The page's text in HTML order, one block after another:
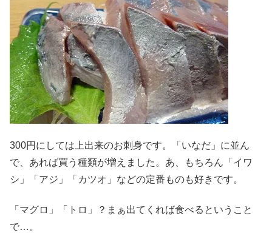
300円にしては上出来のお刺身です。「いなだ」に並ん
で、あれば買う種類が増えました。あ、もちろん「イワ
シ」「アジ」「カツオ」などの定番ものも好きです。
「マグロ」「トロ」？まぁ出てくれば食べるということ
で…。